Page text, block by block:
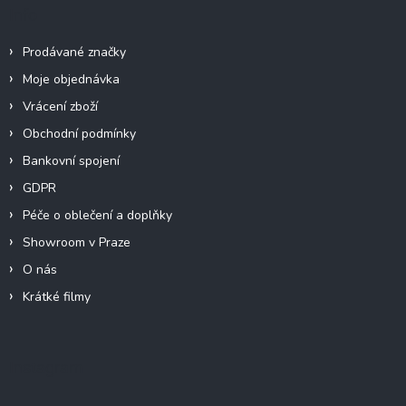
Prodávané značky
Moje objednávka
Vrácení zboží
Obchodní podmínky
Bankovní spojení
GDPR
Péče o oblečení a doplňky
Showroom v Praze
O nás
Krátké filmy